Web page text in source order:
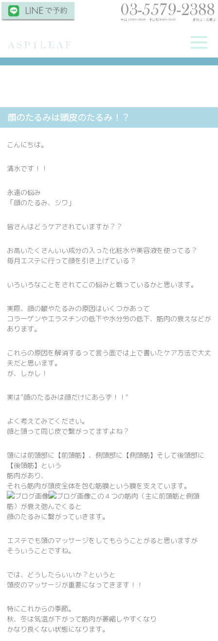
顔のたるみは頭皮のたるみ！？
こんにちは。
清水です！！
永遠の悩み
「顔のたるみ、シワ」
皆さんはどうケアされていますか？？
お高いたくさんいい成分の入った化粧水や美容液を使ってる？
毎月エステに行って顔を引き上げている？
いろいろなことをされてこの悩みと戦っているかと思います。
実際、顔の皺やたるみの原因はいくつかあって
コラーゲンやエラスチンの低下や水分労の低下、筋肉の衰えなどが
あります。
これらの原因を解消するって言う面では上で書いたケア方法で大丈
夫だと思います。
が、しかし！
実は”顔のたるみは顔だけにあらず！！”
よく考えてみてください。
顔と頭って同じ皮で繋がってますよね？
頭には前頭部に【前頭筋】、側頭部に【側頭筋】そして後頭部に
【後頭筋】という
筋肉があり、
それら筋肉が頭皮全体を包む筋膜という膜を支えています。
この４つの筋肉（主に前頭筋と側頭
筋）が衰え弛んでくると
顔のたるみに繋がっていきます。
エステでも頭のマッサージをしてもらうことがると思いますが
そういうことですね。
では、どうしたらいいか？というと
頭皮のマッサージが重要になってきます！！
特にこれからの季節。
秋、冬は気温が下がって筋肉が萎縮しやすくなり
かなり良くない状態になります。